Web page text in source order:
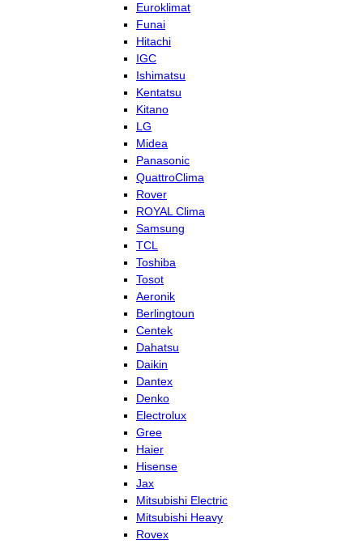
Euroklimat
Funai
Hitachi
IGC
Ishimatsu
Kentatsu
Kitano
LG
Midea
Panasonic
QuattroClima
Rover
ROYAL Clima
Samsung
TCL
Toshiba
Tosot
Aeronik
Berlingtoun
Centek
Dahatsu
Daikin
Dantex
Denko
Electrolux
Gree
Haier
Hisense
Jax
Mitsubishi Electric
Mitsubishi Heavy
Rovex